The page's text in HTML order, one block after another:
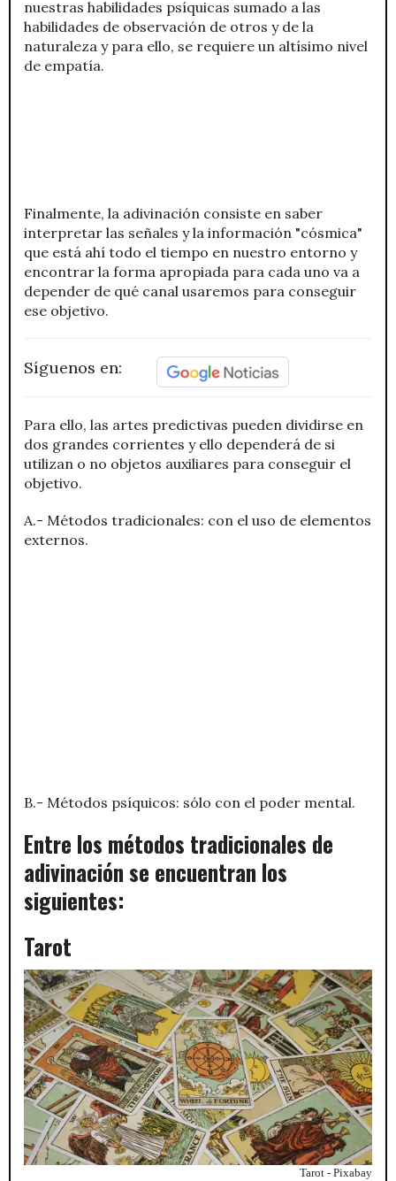
nuestras habilidades psíquicas sumado a las
habilidades de observación de otros y de la
naturaleza y para ello, se requiere un altísimo nivel
de empatía.
Finalmente, la adivinación consiste en saber
interpretar las señales y la información "cósmica"
que está ahí todo el tiempo en nuestro entorno y
encontrar la forma apropiada para cada uno va a
depender de qué canal usaremos para conseguir
ese objetivo.
Síguenos en:
Para ello, las artes predictivas pueden dividirse en
dos grandes corrientes y ello dependerá de si
utilizan o no objetos auxiliares para conseguir el
objetivo.
A.- Métodos tradicionales: con el uso de elementos
externos.
B.- Métodos psíquicos: sólo con el poder mental.
Entre los métodos tradicionales de
adivinación se encuentran los
siguientes:
Tarot
Tarot - Pixabay